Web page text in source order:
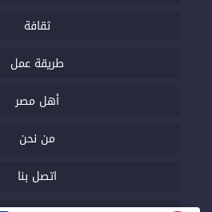
ثقافة
طريقة عمل
أهل مصر
من نحن
اتصل بنا